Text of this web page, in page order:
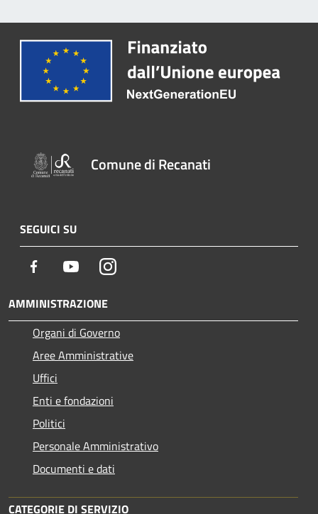
Comune di Recanati
SEGUICI SU
Facebook YoutubeInstagram
AMMINISTRAZIONE
Organi di Governo
Aree Amministrative
Uffici
Enti e fondazioni
Politici
Personale Amministrativo
Documenti e dati
CATEGORIE DI SERVIZIO